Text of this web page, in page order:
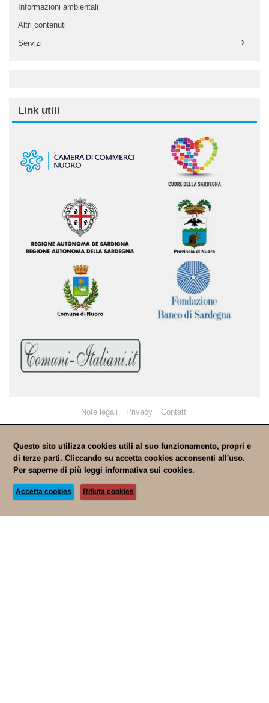
Informazioni ambientali
Altri contenuti
Servizi
Link utili
Note legali Privacy Contatti
Questo sito utilizza cookies utili al suo funzionamento, propri e
di terze parti. Cliccando su accetta cookies acconsenti all'uso.
Per saperne di più leggi informativa sui cookies.
Accetta cookies Rifiuta cookies